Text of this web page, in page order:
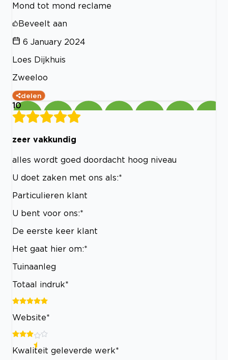
Mond tot mond reclame
Beveelt aan
6 January 2024
Loes Dijkhuis
Zweeloo
delen
10
zeer vakkundig
alles wordt goed doordacht hoog niveau
U doet zaken met ons als:*
Particulieren klant
U bent voor ons:*
De eerste keer klant
Het gaat hier om:*
Tuinaanleg
Totaal indruk*
Website*
Kwaliteit geleverde werk*